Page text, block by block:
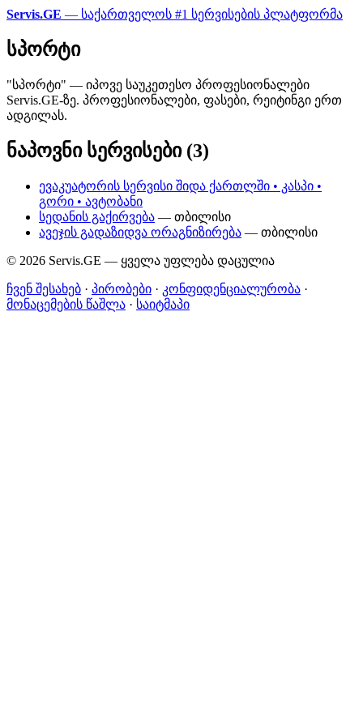
Servis.GE — საქართველოს #1 სერვისების პლატფორმა
სპორტი
"სპორტი" — იპოვე საუკეთესო პროფესიონალები
Servis.GE-ზე. პროფესიონალები, ფასები, რეიტინგი ერთ
ადგილას.
ნაპოვნი სერვისები (3)
ევაკუატორის სერვისი შიდა ქართლში • კასპი •
გორი • ავტობანი
სედანის გაქირვება — თბილისი
ავეჯის გადაზიდვა ორაგნიზირება — თბილისი
© 2026 Servis.GE — ყველა უფლება დაცულია
ჩვენ შესახებ · პირობები · კონფიდენციალურობა ·
მონაცემების წაშლა · საიტმაპი